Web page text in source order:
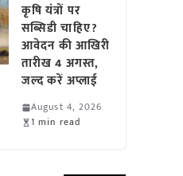
कृषि यंत्रों पर
सब्सिडी चाहिए?
आवेदन की आखिरी
तारीख 4 अगस्त,
जल्द करें अप्लाई
August 4, 2026
1 min read